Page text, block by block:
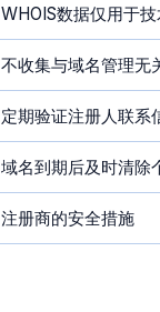
WHOIS数据仅用于
不收集与域名管理无
定期验证注册人联系
域名到期后及时清除
注册商的安全措施